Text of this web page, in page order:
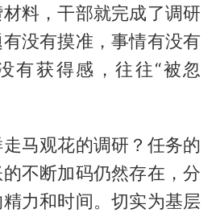
料，干部就完成了调研
没有摸准，事情有没有
有获得感，往往“被忽
马观花的调研？任务的
不断加码仍然存在，分
力和时间。切实为基层